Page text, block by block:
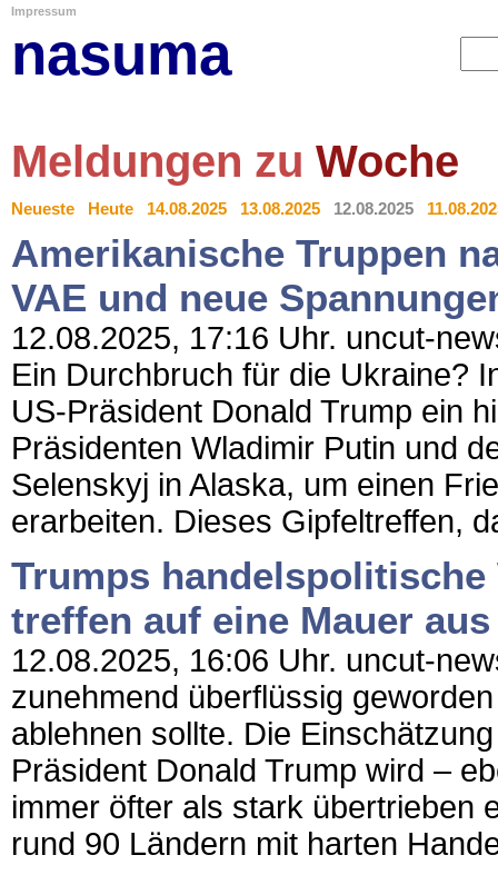
Impressum
nasuma
Meldungen zu Woche
Neueste Heute 14.08.2025 13.08.2025 12.08.2025
Amerikanische Truppen
VAE und neue
12.08.2025, 17:16 Uhr. uncut-
Ein Durchbruch für die Ukraine?
US-Präsident Donald Trump ein
Präsidenten Wladimir Putin und
Selenskyj in Alaska, um einen
erarbeiten. Dieses Gipfeltreffen,
Trumps
treffen auf eine Mauer
12.08.2025, 16:06 Uhr. uncut-
zunehmend überflüssig
ablehnen sollte. Die
Präsident Donald Trump wird –
immer öfter als stark übertrieben
rund 90 Ländern mit harten